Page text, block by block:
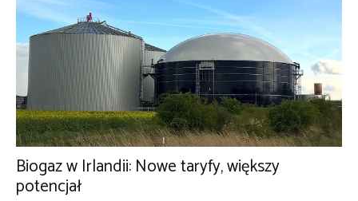
Biogaz w Irlandii: Nowe taryfy, większy
potencjał